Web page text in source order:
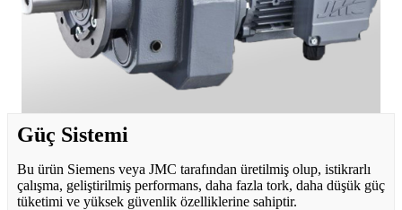
Güç Sistemi
Bu ürün Siemens veya JMC tarafından üretilmiş olup, istikrarlı
çalışma, geliştirilmiş performans, daha fazla tork, daha düşük güç
tüketimi ve yüksek güvenlik özelliklerine sahiptir.